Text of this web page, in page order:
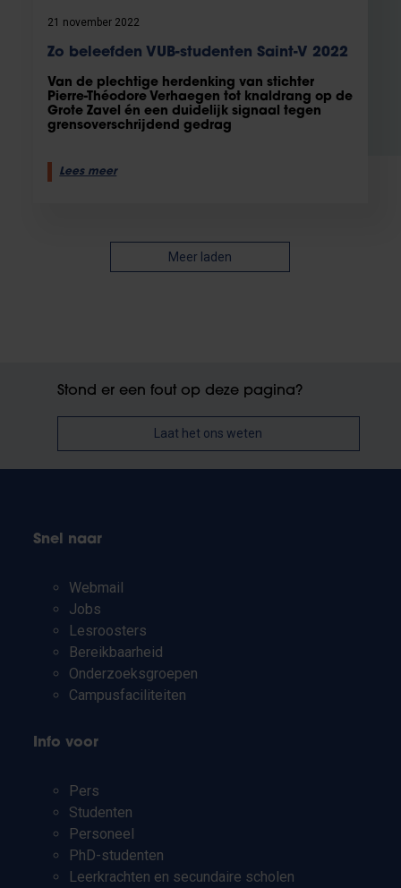
21 november 2022
Zo beleefden VUB-studenten Saint-V 2022
Van de plechtige herdenking van stichter
Pierre-Théodore Verhaegen tot knaldrang op de
Grote Zavel én een duidelijk signaal tegen
grensoverschrijdend gedrag
Lees meer
Meer laden
Stond er een fout op deze pagina?
Laat het ons weten
Snel naar
Webmail
Jobs
Lesroosters
Bereikbaarheid
Onderzoeksgroepen
Campusfaciliteiten
Info voor
Pers
Studenten
Personeel
PhD-studenten
Leerkrachten en secundaire scholen